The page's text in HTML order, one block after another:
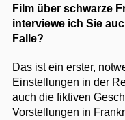
Film über schwarze
interviewe ich Sie
Falle?
Das ist ein erster,
Einstellungen in der
auch die fiktiven
Vorstellungen in